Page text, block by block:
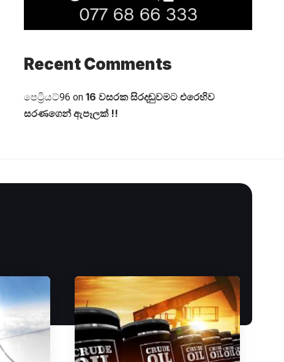
Recent Comments
පෙට්‍රියට්96 on 16 වසරක සිරදඬුවමට එරෙහිව
සරණගෙන් ඇපෑලක් !!